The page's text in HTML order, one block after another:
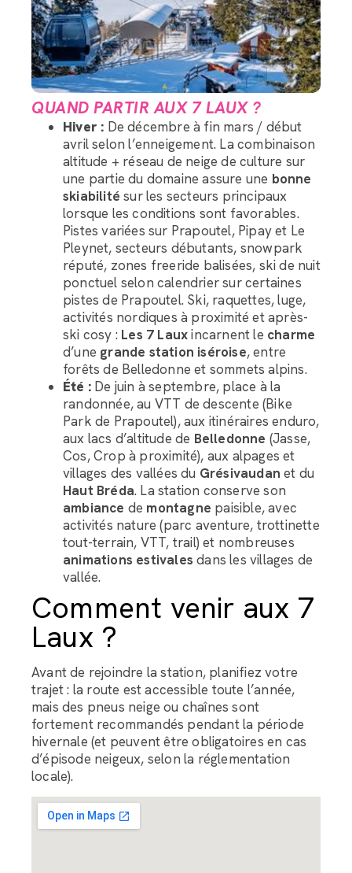
QUAND PARTIR AUX 7 LAUX ?
Hiver : De décembre à fin mars / début
avril selon l’enneigement. La combinaison
altitude + réseau de neige de culture sur
une partie du domaine assure une bonne
skiabilité sur les secteurs principaux
lorsque les conditions sont favorables.
Pistes variées sur Prapoutel, Pipay et Le
Pleynet, secteurs débutants, snowpark
réputé, zones freeride balisées, ski de nuit
ponctuel selon calendrier sur certaines
pistes de Prapoutel. Ski, raquettes, luge,
activités nordiques à proximité et après-
ski cosy : Les 7 Lauxincarnent le charme
d’une grande station iséroise, entre
forêts de Belledonne et sommets alpins.
Été : De juin à septembre, place à la
randonnée, au VTT de descente (Bike
Park de Prapoutel), aux itinéraires enduro,
aux lacs d’altitude de Belledonne (Jasse,
Cos, Crop à proximité), aux alpages et
villages des vallées du Grésivaudan et du
Haut Bréda. La station conserve son
ambiance de montagne paisible, avec
activités nature (parc aventure, trottinette
tout-terrain, VTT, trail) et nombreuses
animations estivales dans les villages de
vallée.
Comment venir aux 7
Laux ?
Avant de rejoindre la station, planifiez votre
trajet : la route est accessible toute l’année,
mais des pneus neige ou chaînes sont
fortement recommandés pendant la période
hivernale (et peuvent être obligatoires en cas
d’épisode neigeux, selon la réglementation
locale).
Assistant LRC Bagagerie
Bonjour, comment puis-je vous accompagner dans
l’organisation du transport de vos bagages ?